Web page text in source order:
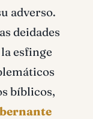
adverso.
deidades
esfinge
bíblicos,